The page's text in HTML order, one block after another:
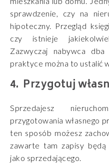
sprawdzenie, czy na
hipoteczny. Przegląd
czy istnieje
Zazwyczaj nabywca
praktyce można to ustalić
Przygotuj
Sprzedajesz
przygotowania własnego
ten sposób możesz
zawarte tam zapisy
jako sprzedającego.